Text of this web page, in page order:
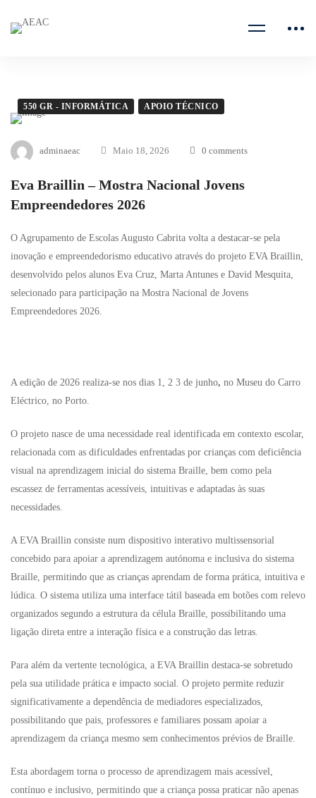
550 GR - INFORMÁTICA APOIO TÉCNICO
adminaeac Maio 18, 2026 0 comments
Eva Braillin – Mostra Nacional Jovens
Empreendedores 2026
O Agrupamento de Escolas Augusto Cabrita volta a destacar-se pela
inovação e empreendedorismo educativo através do projeto EVA Braillin,
desenvolvido pelos alunos Eva Cruz, Marta Antunes e David Mesquita,
selecionado para participação na Mostra Nacional de Jovens
Empreendedores 2026.
A edição de 2026 realiza-se nos dias 1, 2 3 de junho, no Museu do Carro
Eléctrico, no Porto.
O projeto nasce de uma necessidade real identificada em contexto escolar,
relacionada com as dificuldades enfrentadas por crianças com deficiência
visual na aprendizagem inicial do sistema Braille, bem como pela
escassez de ferramentas acessíveis, intuitivas e adaptadas às suas
necessidades.
A EVA Braillin consiste num dispositivo interativo multissensorial
concebido para apoiar a aprendizagem autónoma e inclusiva do sistema
Braille, permitindo que as crianças aprendam de forma prática, intuitiva e
lúdica. O sistema utiliza uma interface tátil baseada em botões com relevo
organizados segundo a estrutura da célula Braille, possibilitando uma
ligação direta entre a interação física e a construção das letras.
Para além da vertente tecnológica, a EVA Braillin destaca-se sobretudo
pela sua utilidade prática e impacto social. O projeto permite reduzir
significativamente a dependência de mediadores especializados,
possibilitando que pais, professores e familiares possam apoiar a
aprendizagem da criança mesmo sem conhecimentos prévios de Braille.
Esta abordagem torna o processo de aprendizagem mais acessível,
contínuo e inclusivo, permitindo que a criança possa praticar não apenas